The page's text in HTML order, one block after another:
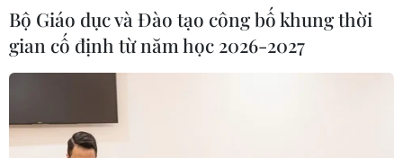
Bộ Giáo dục và Đào tạo công bố khung thời
gian cố định từ năm học 2026-2027